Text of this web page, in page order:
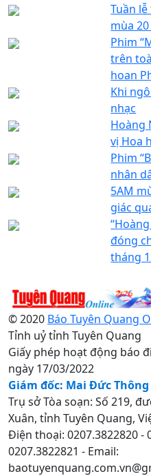
Tuần
mùa
Phim
trên
hoan
Khi
nhạc
Hoàng
vị Hoa
Phim
nhân
5AM
giác
đóng
tháng
© 2020 Báo Tuyên Quang
Tỉnh uỷ tỉnh Tuyên Quang
Giấy phép hoạt động báo
ngày 17/03/2022
Giám đốc: Mai Đức Thông
Trụ sở Tòa soạn: Số 219,
Xuân, tỉnh Tuyên Quang,
Điện thoại: 0207.3822820 -
0207.3822821 - Email: